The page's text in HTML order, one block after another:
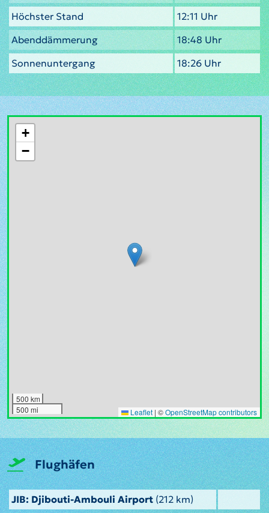
Höchster Stand
12:11 Uhr
Abenddämmerung
18:48 Uhr
Sonnenuntergang
18:26 Uhr
+
−
500 km
500 mi
Leaflet | ©OpenStreetMap contributors
Flughäfen
JIB: Djibouti-Ambouli Airport (212 km)